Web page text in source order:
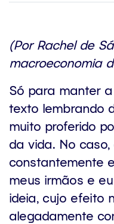
(Por Rachel de
macroeconomia
Só para manter
texto lembrando
muito proferido
da vida. No
constantemente
meus irmãos e
ideia, cujo efeito
alegadamente